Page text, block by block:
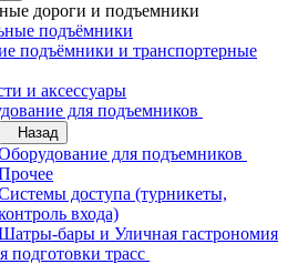
дороги и подъемники
подъёмники
подъёмники и транспортерные
и аксессуары
для подъемников
Назад
для подъемников
доступа (турникеты,
входа)
бары и Уличная гастрономия
трасс